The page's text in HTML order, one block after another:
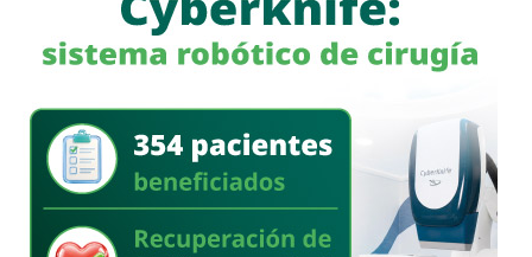
delito de incumplimiento de las obligaciones de
asistencia familiar quien se coloque intencionalmente en
estado de insolvencia con el propósito de eludir el
cumplimiento de las obligaciones alimentarias
establecidas por la ley.